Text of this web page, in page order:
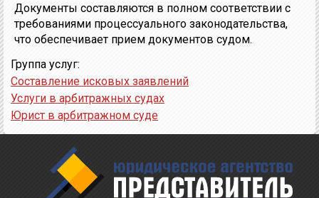
Документы составляются в полном соответствии с
требованиями процессуального законодательства,
что обеспечивает прием документов судом.
Группа услуг:
Составление исковых заявлений
Услуги в арбитражных судах
Юрист в арбитражном суде